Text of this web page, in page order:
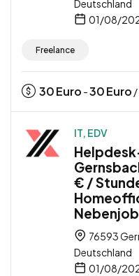
Deutschland
01/08/
Freelance
30Euro -30Euro /
IT, EDV
€ /
76593
Deutschland
01/08/